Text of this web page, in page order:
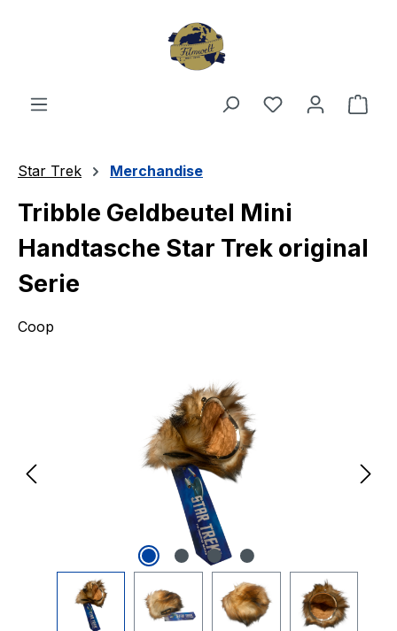
Du hast 0
Star Trek Merchandise
Tribble Geldbeutel Mini
Handtasche Star Trek original
Serie
Coop